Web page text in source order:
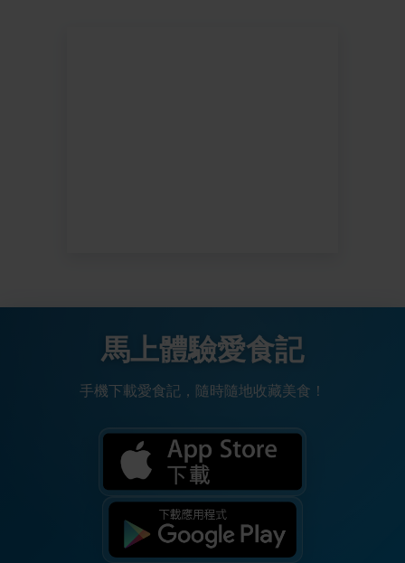
馬上體驗愛食記
手機下載愛食記，隨時隨地收藏美食！